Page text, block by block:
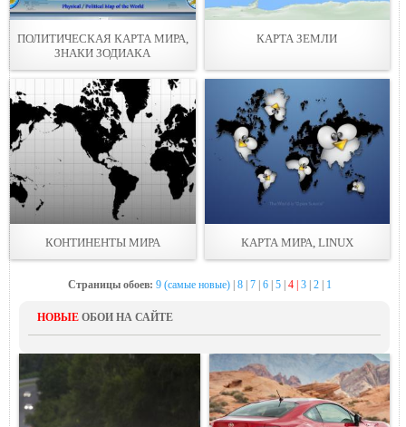
ПОЛИТИЧЕСКАЯ КАРТА МИРА,
ЗНАКИ ЗОДИАКА
КАРТА ЗЕМЛИ
КОНТИНЕНТЫ МИРА КАРТА МИРА, LINUX
Страницы обоев: 9 (самые новые) 8 7 6 5 4 | 3 2 1
НОВЫЕ ОБОИ НА САЙТЕ